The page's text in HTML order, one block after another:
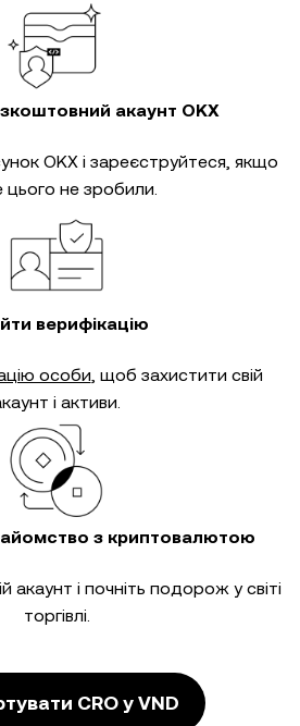
акаунт OKX
OKX і зареєструйтеся, якщо
цього не зробили.
верифікацію
особи, щоб захистити свій
і активи.
з криптовалютою
акаунт і почніть подорож у світі
торгівлі.
CRO у VND